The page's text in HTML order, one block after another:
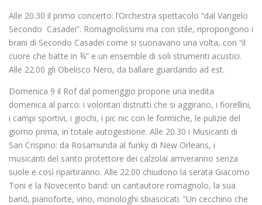
Alle 20.30 il primo concerto: l’Orchestra spettacolo “dal Vangelo
Secondo Casadei”. Romagnolissimi ma con stile, ripropongono i
brani di Secondo Casadei come si suonavano una volta, con “il
cuore che batte in ¾” e un ensemble di soli strumenti acustici.
Alle 22.00 gli Obelisco Nero, da ballare guardando ad est.
Domenica 9 il Rof dal pomeriggio propone una inedita
domenica al parco: i volontari distrutti che si aggirano, i fiorellini,
i campi sportivi, i giochi, i pic nic con le formiche, le pulizie del
giorno prima, in totale autogestione. Alle 20.30 i Musicanti di
San Crispino: da Rosamunda al funky di New Orleans, i
musicanti del santo protettore dei calzolai arriveranno senza
suole e così ripartiranno. Alle 22.00 chiudono la serata Giacomo
Toni e la Novecento band: un cantautore romagnolo, la sua
band, pianoforte, vino, monologhi sbiascicati. “Un cecchino che